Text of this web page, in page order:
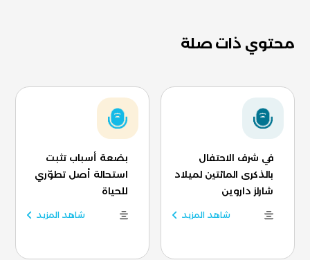
محتوي ذات صلة
في شرف الاحتفال
بالذكرى المائتين لميلاد
شارلز داروين
شاهد المزيد
بضعة أسباب تثبت
استحالة أصل تطوّري
للحياة
شاهد المزيد